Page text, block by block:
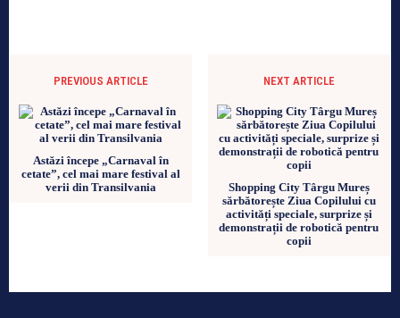
PREVIOUS ARTICLE
Astăzi începe „Carnaval în
cetate”, cel mai mare festival al
verii din Transilvania
NEXT ARTICLE
Shopping City Târgu Mureș
sărbătorește Ziua Copilului cu
activități speciale, surprize și
demonstrații de robotică pentru
copii